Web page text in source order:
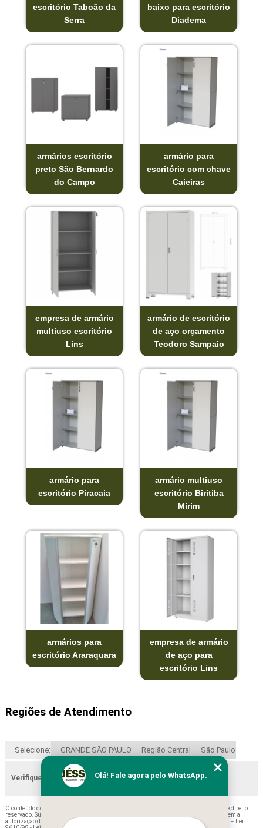
escritório Taboão da
Serra
baixo para escritório
Diadema
armários escritório
preto São Bernardo
do Campo
armário para
escritório com chave
Caieiras
empresa de armário
multiuso escritório
Lins
armário de escritório
de aço orçamento
Teodoro Sampaio
armário para
escritório Piracaia
armário multiuso
escritório Biritiba
Mirim
armários para
escritório Araraquara
empresa de armário
de aço para
escritório Lins
Regiões de Atendimento
Selecione: GRANDE SÃO PAULO Região Central São Paulo
Verifique as regiões que atendemos
O conteúdo do texto "
" é de direito
reservado. Sua reprodução, parcial ou total, mesmo citando nossos links, é proibida sem a
autorização do autor. Crime de violação de direito autoral – artigo 184 do Código Penal –
Lei
Olá! Fale agora pelo WhatsApp.